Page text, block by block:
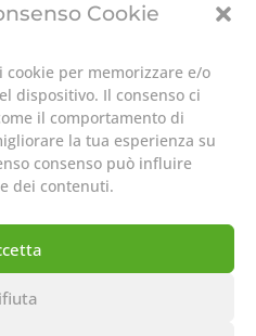
Cookie
cookie per memorizzare e/o
dispositivo. Il consenso ci
il comportamento di
la tua esperienza su
consenso può influire
dei contenuti.